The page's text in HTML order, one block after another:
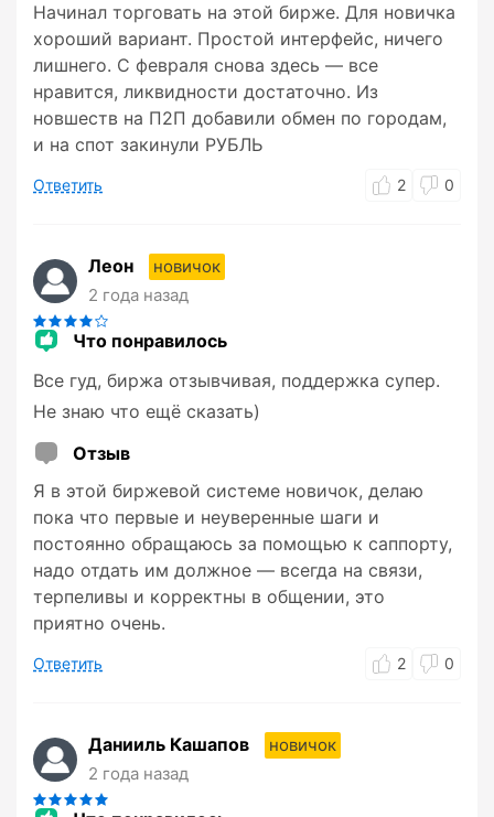
Начинал торговать на этой бирже. Для новичка
хороший вариант. Простой интерфейс, ничего
лишнего. С февраля снова здесь — все
нравится, ликвидности достаточно. Из
новшеств на П2П добавили обмен по городам,
и на спот закинули РУБЛЬ
Ответить 2 0
Леон
новичок
2 года назад
Что понравилось
Все гуд, биржа отзывчивая, поддержка супер.
Не знаю что ещё сказать)
Отзыв
Я в этой биржевой системе новичок, делаю
пока что первые и неуверенные шаги и
постоянно обращаюсь за помощью к саппорту,
надо отдать им должное — всегда на связи,
терпеливы и корректны в общении, это
приятно очень.
Ответить 2 0
Данииль Кашапов
новичок
2 года назад